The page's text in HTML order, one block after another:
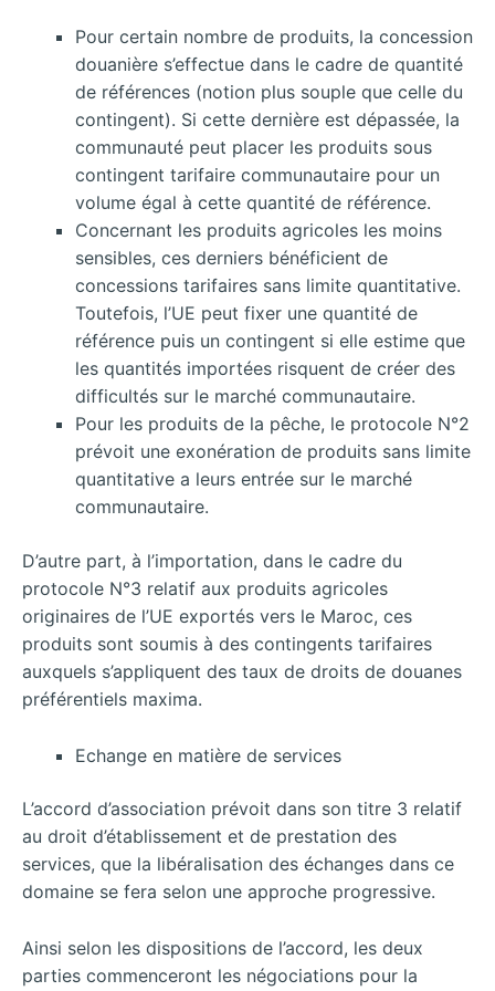
Pour certain nombre de produits, la concession
douanière s’effectue dans le cadre de quantité
de références (notion plus souple que celle du
contingent). Si cette dernière est dépassée, la
communauté peut placer les produits sous
contingent tarifaire communautaire pour un
volume égal à cette quantité de référence.
Concernant les produits agricoles les moins
sensibles, ces derniers bénéficient de
concessions tarifaires sans limite quantitative.
Toutefois, l’UE peut fixer une quantité de
référence puis un contingent si elle estime que
les quantités importées risquent de créer des
difficultés sur le marché communautaire.
Pour les produits de la pêche, le protocole N°2
prévoit une exonération de produits sans limite
quantitative a leurs entrée sur le marché
communautaire.
D’autre part, à l’importation, dans le cadre du
protocole N°3 relatif aux produits agricoles
originaires de l’UE exportés vers le Maroc, ces
produits sont soumis à des contingents tarifaires
auxquels s’appliquent des taux de droits de douanes
préférentiels maxima.
Echange en matière de services
L’accord d’association prévoit dans son titre 3 relatif
au droit d’établissement et de prestation des
services, que la libéralisation des échanges dans ce
domaine se fera selon une approche progressive.
Ainsi selon les dispositions de l’accord, les deux
parties commenceront les négociations pour la